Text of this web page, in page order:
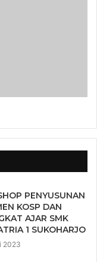
PENYUSUNAN
KOSP DAN
AJAR SMK
1 SUKOHARJO
2023